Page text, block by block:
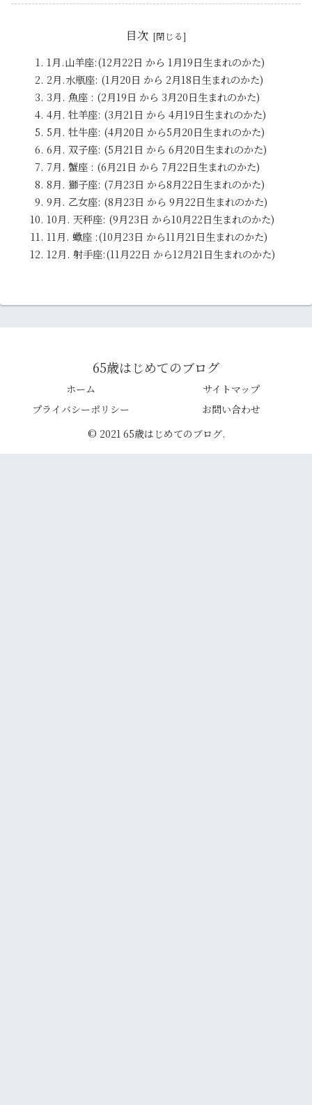
目次
1月.山羊座:(12月22日 から 1月19日生まれのかた)
2月.水瓶座: (1月20日 から 2月18日生まれのかた)
3月. 魚座 : (2月19日 から 3月20日生まれのかた)
4月. 牡羊座: (3月21日 から 4月19日生まれのかた)
5月. 牡牛座: (4月20日 から5月20日生まれのかた)
6月. 双子座: (5月21日 から 6月20日生まれのかた)
7月. 蟹座 : (6月21日 から 7月22日生まれのかた)
8月. 獅子座: (7月23日 から8月22日生まれのかた)
9月. 乙女座: (8月23日 から 9月22日生まれのかた)
10月. 天秤座: (9月23日 から10月22日生まれのかた)
11月. 蠍座 :(10月23日 から11月21日生まれのかた)
12月. 射手座:(11月22日 から12月21日生まれのかた)
65歳はじめてのブログ
ホーム
サイトマップ
プライバシーポリシー
お問い合わせ
© 2021 65歳はじめてのブログ.